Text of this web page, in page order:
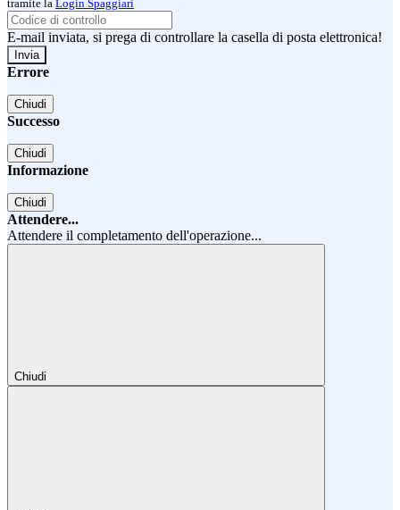
tramite la Login Spaggiari
E-mail inviata, si prega di controllare la casella di posta elettronica!
Errore
Chiudi
Successo
Chiudi
Informazione
Chiudi
Attendere...
Attendere il completamento dell'operazione...
Chiudi